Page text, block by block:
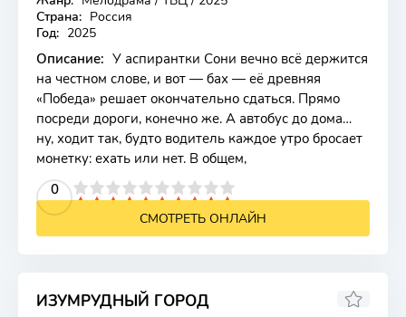
Страна: Россия
Год: 2025
Описание: У аспирантки Сони вечно всё держится
на честном слове, и вот — бах — её древняя
«Победа» решает окончательно сдаться. Прямо
посреди дороги, конечно же. А автобус до дома…
ну, ходит так, будто водитель каждое утро бросает
монетку: ехать или нет. В общем,
0
4 5 6 7 8 9 10
СМОТРЕТЬ ОНЛАЙН
ИЗУМРУДНЫЙ ГОРОД